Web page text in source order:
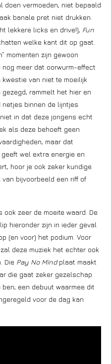
doen vermoeden, niet bepaald
banale pret niet drukken.
lekkere licks en drive!), Fun
welke kant dit op gaat.
momenten zijn gewoon
meer dat oorwurm-effect
van niet te moeilijk
rammelt het hier en
binnen de lijntjes
in dat deze jongens echt
als deze behoeft geen
maar dat
wel extra energie en
hoor je ook zeker kundige
bijvoorbeeld een riff of
ook zeer de moeite waard. De
hieronder zijn in ieder geval
(en voor) het podium. Voor
deze muziek het echter ook
Die Pay No Mindplaat maakt
die gaat zeker gezelschap
ben; een debuut waarmee dit
voor de dag kan